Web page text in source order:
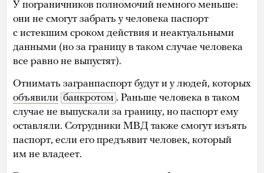
У пограничников полномочий немного меньше:
они не смогут забрать у человека паспорт
с истекшим сроком действия и неактуальными
данными (но за границу в таком случае человека
все равно не выпустят).
Отнимать загранпаспорт будут и у людей, которых
объявили банкротом . Раньше человека в таком
случае не выпускали за границу, но паспорт ему
оставляли. Сотрудники МВД также смогут изъять
паспорт, если его предъявит человек, который
им не владеет.